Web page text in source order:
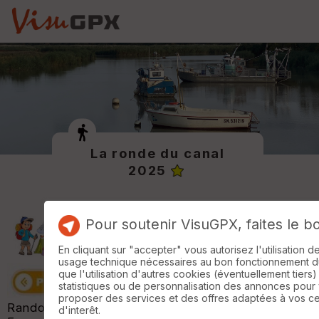
La ronde du canal
2025
Randonnée organisée par " Club de détente
Pour soutenir VisuGPX, faites le
En cliquant sur "accepter" vous autorisez l'utilisation
usage technique nécessaires au bon fonctionnement
que l'utilisation d'autres cookies (éventuellement
statistiques ou de personnalisation des annonces pour
proposer des services et des offres adaptées à vos
d'interêt.